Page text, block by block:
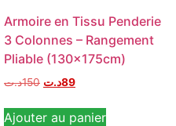
Armoire en Tissu Penderie
3 Colonnes – Rangement
Pliable (130x175cm)
150د.ت 89د.ت
Ajouter au panier